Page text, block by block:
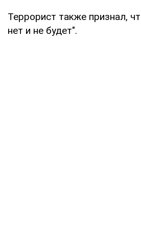
Террорист также признал,
нет и не будет".